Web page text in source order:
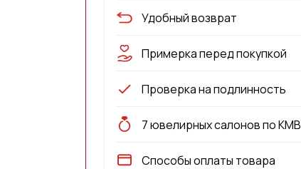
Удобный возврат
Примерка перед покупкой
Проверка на подлинность
7 ювелирных салонов по КМВ
Способы оплаты товара